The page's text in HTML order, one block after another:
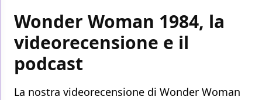
Wonder Woman 1984, la
videorecensione e il
podcast
La nostra videorecensione di Wonder Woman